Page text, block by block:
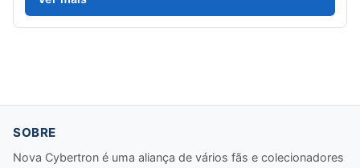
SOBRE
Nova Cybertron é uma aliança de vários fãs e colecionadores